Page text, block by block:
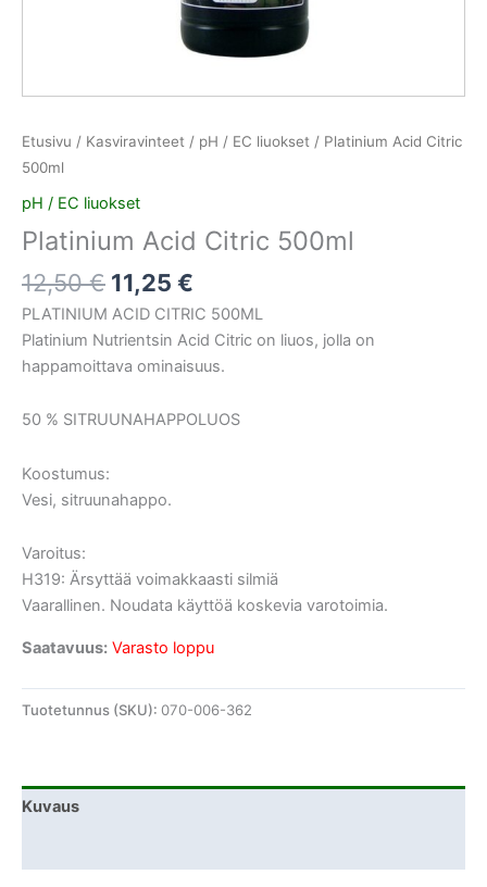
Etusivu / Kasviravinteet / pH / EC liuokset / Platinium Acid Citric
500ml
pH / EC liuokset
Platinium Acid Citric 500ml
12,50€ 11,25 €
PLATINIUM ACID CITRIC 500ML
Platinium Nutrientsin Acid Citric on liuos, jolla on
happamoittava ominaisuus.
50 % SITRUUNAHAPPOLUOS
Koostumus:
Vesi, sitruunahappo.
Varoitus:
H319: Ärsyttää voimakkaasti silmiä
Vaarallinen. Noudata käyttöä koskevia varotoimia.
Saatavuus: Varasto loppu
Tuotetunnus (SKU): 070-006-362
Kuvaus